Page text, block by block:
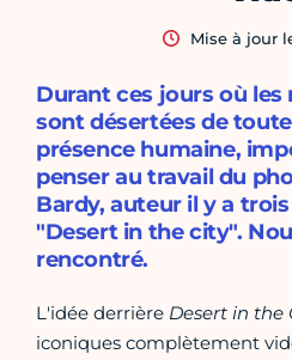
Mise à jour
Durant ces jours où les
sont désertées de
présence humaine,
penser au travail du
Bardy, auteur il y a
"Desert in the city".
rencontré.
L'idée derrière Desert in the
iconiques complètement